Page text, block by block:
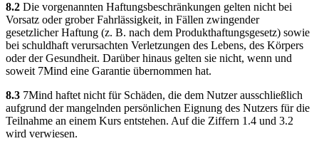
8.2 Die vorgenannten Haftungsbeschränkungen gelten nicht bei
Vorsatz oder grober Fahrlässigkeit, in Fällen zwingender
gesetzlicher Haftung (z. B. nach dem Produkthaftungsgesetz) sowie
bei schuldhaft verursachten Verletzungen des Lebens, des Körpers
oder der Gesundheit. Darüber hinaus gelten sie nicht, wenn und
soweit 7Mind eine Garantie übernommen hat.
8.3 7Mind haftet nicht für Schäden, die dem Nutzer ausschließlich
aufgrund der mangelnden persönlichen Eignung des Nutzers für die
Teilnahme an einem Kurs entstehen. Auf die Ziffern 1.4 und 3.2
wird verwiesen.